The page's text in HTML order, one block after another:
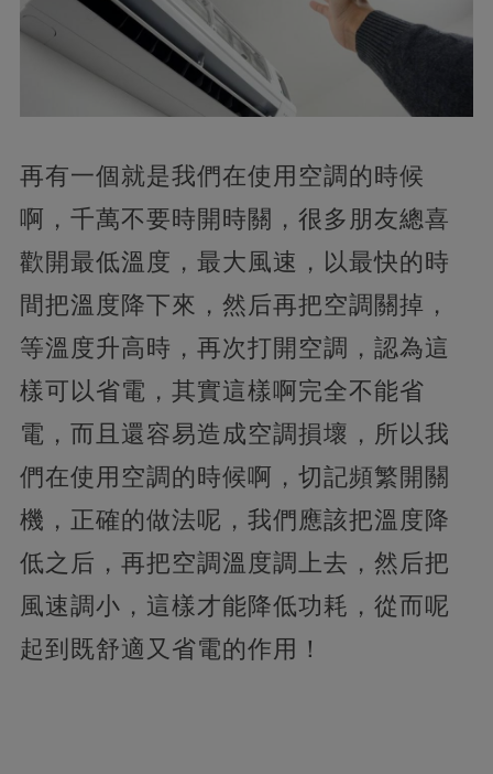
再有一個就是我們在使用空調的時候
啊，千萬不要時開時關，很多朋友總喜
歡開最低溫度，最大風速，以最快的時
間把溫度降下來，然后再把空調關掉，
等溫度升高時，再次打開空調，認為這
樣可以省電，其實這樣啊完全不能省
電，而且還容易造成空調損壞，所以我
們在使用空調的時候啊，切記頻繁開關
機，正確的做法呢，我們應該把溫度降
低之后，再把空調溫度調上去，然后把
風速調小，這樣才能降低功耗，從而呢
起到既舒適又省電的作用！